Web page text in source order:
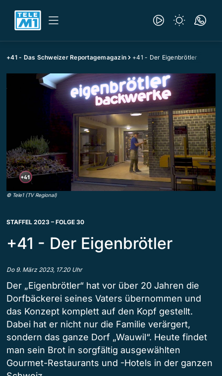
+41 - Das Schweizer Reportagemagazin +41 - Der Eigenbrötler
© Tele1 (TV Regional)
STAFFEL 2023 – FOLGE 30
+41 - Der Eigenbrötler
Do 9. März 2023, 17.20 Uhr
Der „Eigenbrötler“ hat vor über 20 Jahren die
Dorfbäckerei seines Vaters übernommen und
das Konzept komplett auf den Kopf gestellt.
Dabei hat er nicht nur die Familie verärgert,
sondern das ganze Dorf „Wauwil“. Heute findet
man sein Brot in sorgfältig ausgewählten
Gourmet-Restaurants und -Hotels in der ganzen